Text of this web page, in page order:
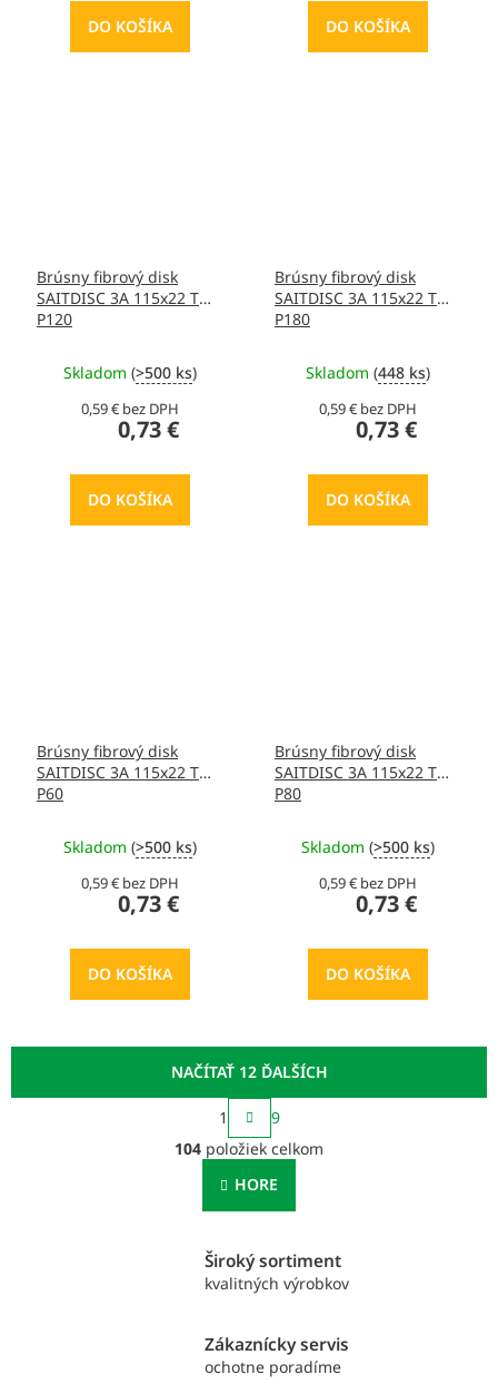
DO KOŠÍKA DO KOŠÍKA
Brúsny fibrový disk
SAITDISC 3A 115x22 T
P120
Skladom (>500 ks)
0,59 € bez DPH
0,73 €
DO KOŠÍKA
Brúsny fibrový disk
SAITDISC 3A 115x22 T
P180
Skladom (448 ks)
0,59 € bez DPH
0,73 €
DO KOŠÍKA
Brúsny fibrový disk
SAITDISC 3A 115x22 T
P60
Skladom (>500 ks)
0,59 € bez DPH
0,73 €
DO KOŠÍKA
Brúsny fibrový disk
SAITDISC 3A 115x22 T
P80
Skladom (>500 ks)
0,59 € bez DPH
0,73 €
DO KOŠÍKA
O
v
l
á
c
i
r
v
NAČÍTAŤ 12 ĎALŠÍCH
S
t
r
á
n
k
o
a
n
i
1
9
104 položiek celkom
HORE
Široký sortiment
kvalitných výrobkov
Zákaznícky servis
ochotne poradíme